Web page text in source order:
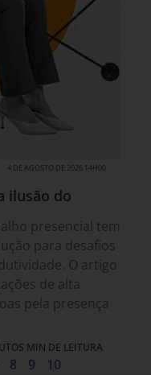
4 DE AGOSTO DE 2026 14H00
ilusão do
presencial tem
para desafios
O artigo
de alta
pela presença
MIN DE LEITURA
8 9 10